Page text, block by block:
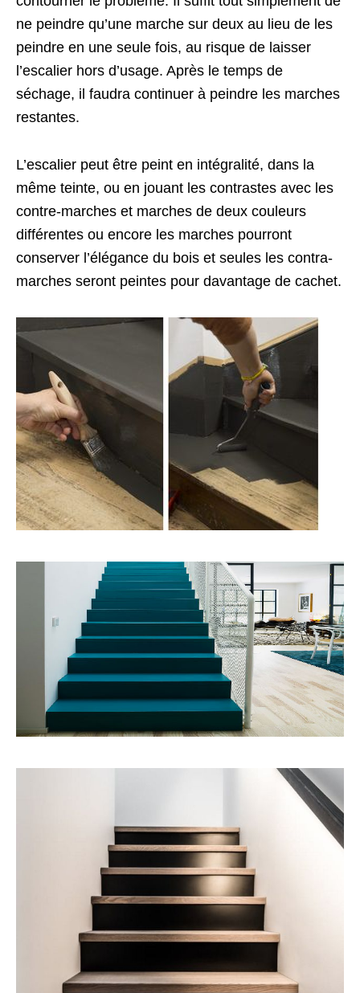
ne peindre qu’une marche sur deux au lieu de les
peindre en une seule fois, au risque de laisser
l’escalier hors d’usage. Après le temps de
séchage, il faudra continuer à peindre les marches
restantes.
L’escalier peut être peint en intégralité, dans la
même teinte, ou en jouant les contrastes avec les
contre-marches et marches de deux couleurs
différentes ou encore les marches pourront
conserver l’élégance du bois et seules les contra-
marches seront peintes pour davantage de cachet.